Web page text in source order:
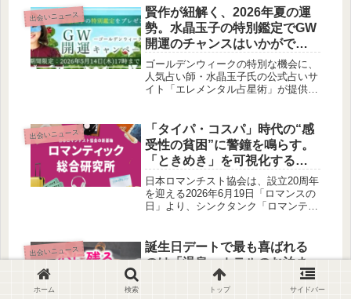
し切って、遊びながら自然な出会いが
楽しめる特別な一夜です。
出会いニュース
賢作が紐解く、2026年夏の運
勢。水晶玉子の特別鑑定でGW
開運のチャンスはいかがでし
ょうか？
ゴールデンウィークの特別な機会に、
人気占い師・水晶玉子氏の公式占いサ
イト「エレメンタル占星術」が提供す
や気になる未来について、この機会に
深く探ってみませんか。
出会いニュース
「タイパ・コスパ」時代の“感
受性の貧困”に警鐘を鳴らす。
「ときめき」を可視化する
「ロマンティック総合研究
所」が始動
日本ロマンチスト協会は、設立20周年
を迎える2026年6月19日「ロマンスの
日」より、シンクタンク「ロマンティ
めき」や「感性」を研究し、精神的な
豊かさを社会に問いかける取り組みで
出会いニュース
誕生日デートで最も喜ばれる
のは「温泉・ホテルのお泊ま
り」！予算は「1万〜2万円未
満」が最多（ハッピーメール
ホーム 検索 トップ サイドバー